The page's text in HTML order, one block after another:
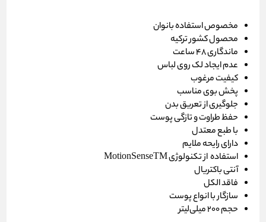
مخصوص استفاده بانوان
محصول کشور ترکیه
ماندگاری 48 ساعت
عدم ایجاد لک روی لباس
کیفیت مرغوب
پخش بوی مناسب
جلوگیری از تعریق بدن
حفظ طراوت و تازگی پوست
با طبع معتدل
دارای رایحه ملایم
استفاده از تکنولوژی MotionSenseTM
آنتی باکتریال
فاقد الکل
سازگار با انواع پوست
حجم 200 میلی‌لیتر